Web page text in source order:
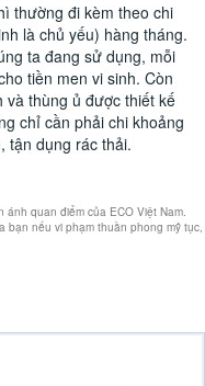
thường đi kèm theo chi
là chủ yếu) hàng tháng.
ta đang sử dụng, mỗi
tiền men vi sinh. Còn
và thùng ủ được thiết kế
chỉ cần phải chi khoảng
tận dụng rác thải.
quan điểm của ECO Việt Nam.
bạn nếu vi phạm thuần phong mỹ tục,